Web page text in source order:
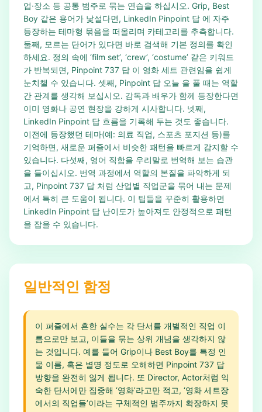
업·장소 등 공통 범주로 묶는 연습을 하십시오. Grip, Best
Boy 같은 용어가 낯설다면, LinkedIn Pinpoint 답 에 자주
등장하는 테마형 묶음을 떠올리며 카테고리를 추측합니다.
둘째, 모르는 단어가 있다면 바로 검색해 기본 정의를 확인
하세요. 정의 속에 ‘film set’, ‘crew’, ‘costume’ 같은 키워드
가 반복되면, Pinpoint 737 답 이 영화 세트 관련임을 쉽게
눈치챌 수 있습니다. 셋째, Pinpoint 답 오늘 을 풀 때는 역할
간 관계를 생각해 보십시오. 감독과 배우가 함께 등장한다면
이미 영화나 공연 현장을 강하게 시사합니다. 넷째,
LinkedIn Pinpoint 답 흐름을 기록해 두는 것도 좋습니다.
이전에 등장했던 테마(예: 의료 직업, 스포츠 포지션 등)를
기억하면, 새로운 퍼즐에서 비슷한 패턴을 빠르게 감지할 수
있습니다. 다섯째, 영어 직함을 우리말로 번역해 보는 습관
을 들이십시오. 번역 과정에서 역할의 본질을 파악하게 되
고, Pinpoint 737 답 처럼 산업별 직업군을 묶어 내는 문제
에서 특히 큰 도움이 됩니다. 이 팁들을 꾸준히 활용하면
LinkedIn Pinpoint 답 난이도가 높아져도 안정적으로 패턴
을 잡을 수 있습니다.
일반적인 함정
이 퍼즐에서 흔한 실수는 각 단서를 개별적인 직업 이
름으로만 보고, 이들을 묶는 상위 개념을 생각하지 않
는 것입니다. 예를 들어 Grip이나 Best Boy를 특정 인
물 이름, 혹은 별명 정도로 오해하면 Pinpoint 737 답
방향을 완전히 잃게 됩니다. 또 Director, Actor처럼 익
숙한 단서에만 집중해 ‘영화’라고만 적고, ‘영화 세트장
에서의 직업들’이라는 구체적인 범주까지 확장하지 못